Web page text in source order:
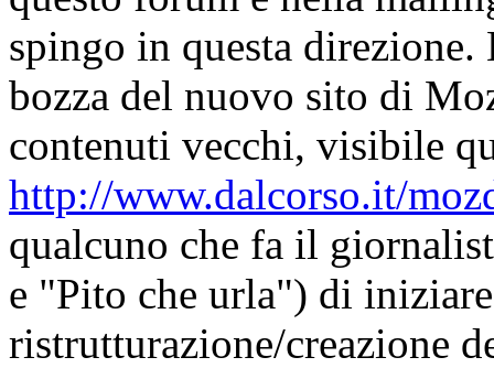
spingo in questa direzione.
bozza del nuovo sito di
contenuti vecchi, visibile
http://www.dalcorso.it/
qualcuno che fa il
e "Pito che urla") di iniziare
ristrutturazione/creazione